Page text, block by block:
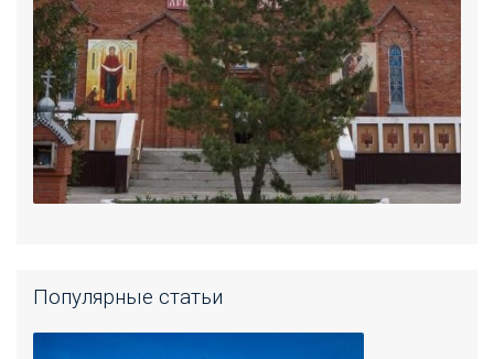
Популярные статьи